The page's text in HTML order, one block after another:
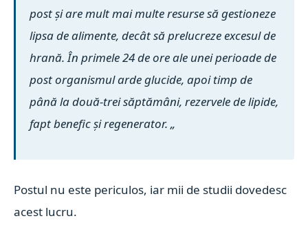
post și are mult mai multe resurse să gestioneze
lipsa de alimente, decât să prelucreze excesul de
hrană. În primele 24 de ore ale unei perioade de
post organismul arde glucide, apoi timp de
până la două-trei săptămâni, rezervele de lipide,
fapt benefic și regenerator. „
Postul nu este periculos, iar mii de studii dovedesc
acest lucru.